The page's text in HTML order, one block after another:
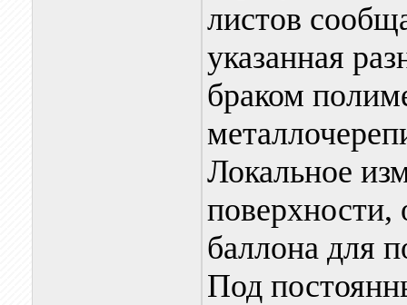
листов
указанная
браком
Локальное
поверхности,
баллона для
Под